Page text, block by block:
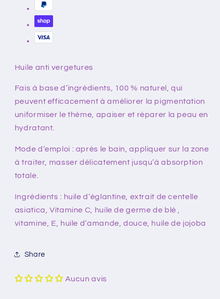
Huile anti vergetures
Fais à base d’ingrédients, 100 % naturel, qui
peuvent efficacement à améliorer la pigmentation
uniformiser le thème, apaiser et réparer la peau en
hydratant.
Mode d’emploi : après le bain, appliquer sur la zone
à traiter, masser délicatement jusqu’à absorption
totale.
Ingrédients : huile d’églantine, extrait de centelle
asiatica, Vitamine C, huile de germe de blé ,
vitamine, E, huile d’amande, douce, huile de jojoba
Share
Aucun avis